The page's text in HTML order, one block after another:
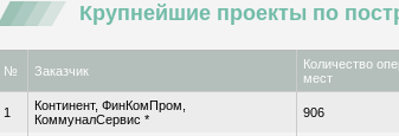
Крупнейшие проекты по
№ Заказчик
Количество
мест
1
Континент, ФинКомПром,
КоммуналСервис *
906